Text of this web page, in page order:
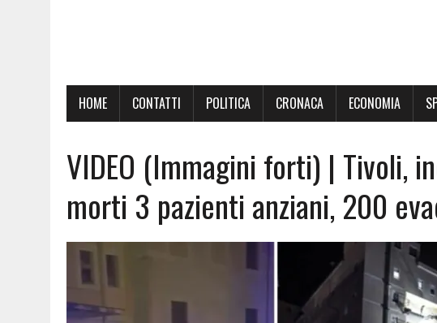
HOME CONTATTI POLITICA CRONACA ECONOMIA
VIDEO (Immagini forti) | Tivoli,
morti 3 pazienti anziani, 200